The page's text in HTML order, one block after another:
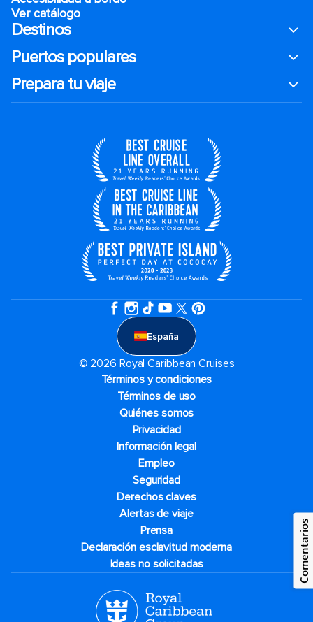
Ver catálogo
Destinos
Puertos populares
Prepara tu viaje
España
© 2026 Royal Caribbean Cruises
Términos y condiciones
Términos de uso
Quiénes somos
Privacidad
Información legal
Empleo
Seguridad
Derechos claves
Alertas de viaje
Prensa
Declaración esclavitud moderna
Ideas no solicitadas
Comentarios